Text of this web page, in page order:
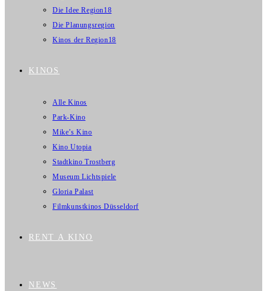
Die Idee Region18
Die Planungsregion
Kinos der Region18
KINOS
Alle Kinos
Park-Kino
Mike’s Kino
Kino Utopia
Stadtkino Trostberg
Museum Lichtspiele
Gloria Palast
Filmkunstkinos Düsseldorf
RENT A KINO
NEWS